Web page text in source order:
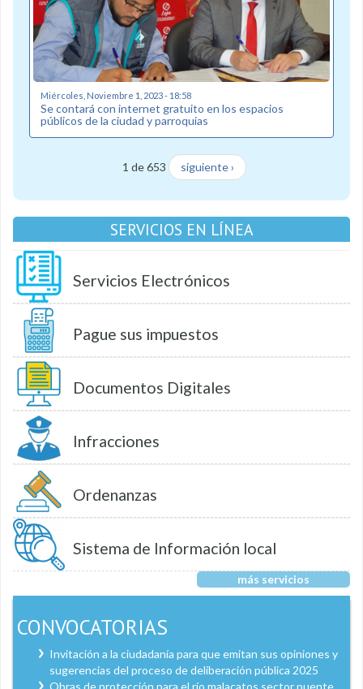
Miércoles, Noviembre 1, 2023 - 18:58
Se contará con internet gratuito en los espacios
públicos de la ciudad y parroquias
1 de 653 siguiente ›
SERVICIOS EN LÍNEA
Servicios Electrónicos
Pague sus impuestos
Documentos Digitales
Infracciones
Ordenanzas
Sistema de Información local
más servicios
CONVOCATORIAS
Invitación a la ciudadanía para que emitan sus opiniones y
sugerencias del proceso de deliberación pública 2025
Obras de protección para el río malacatos sector puente